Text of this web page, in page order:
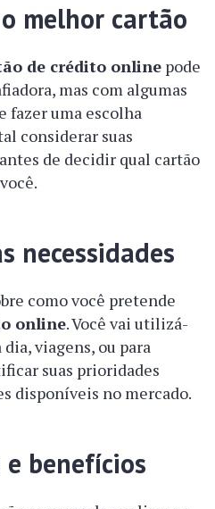
melhor cartão
de crédito online pode
mas com algumas
fazer uma escolha
considerar suas
de decidir qual cartão
necessidades
como você pretende
online. Você vai utilizá-
viagens, ou para
suas prioridades
disponíveis no mercado.
benefícios